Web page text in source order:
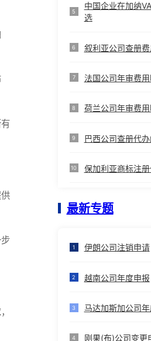
5
中国企业在加纳
选
6 叙利亚公司查册
7 法国公司年审费
8 荷兰公司年审费
9 巴西公司查册代
10 保加利亚商标注
最新专题
1 伊朗公司注销申请
2 越南公司年度申报
3 马达加斯加公司
4 刚果(布)公司变更